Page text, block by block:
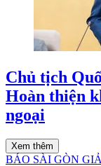
Chủ tịch
Hoàn thiện
ngoại
Xem thêm
BÁO SÀI GÒN